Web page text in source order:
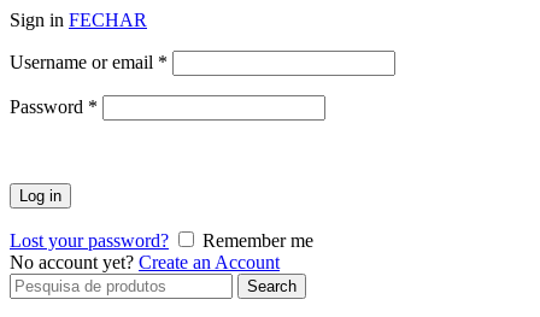
Sign in FECHAR
Username or email *
Password *
Log in
Lost your password?
Remember me
No account yet? Create an Account
Search
for:
Search